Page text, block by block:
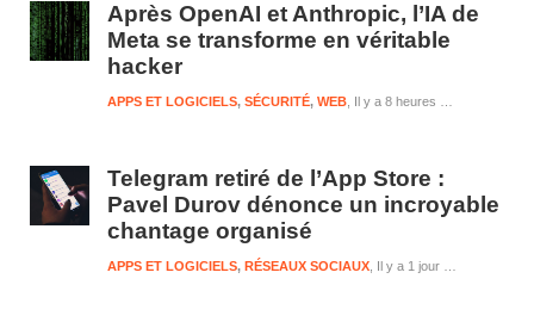
Après OpenAI et Anthropic, l’IA de
Meta se transforme en véritable
hacker
Il y a 8 heures et 23 minutes
APPS ET LOGICIELS, SÉCURITÉ, WEB
Telegram retiré de l’App Store :
Pavel Durov dénonce un incroyable
chantage organisé
Il y a 1 jour et 8 heures
APPS ET LOGICIELS, RÉSEAUX SOCIAUX